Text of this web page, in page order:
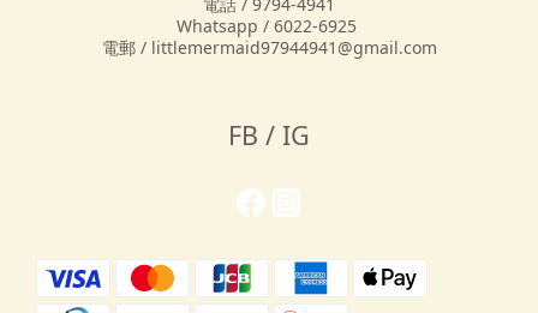
Whatsapp / 6022-6925
電郵 / littlemermaid97944941@gmail.com
FB / IG